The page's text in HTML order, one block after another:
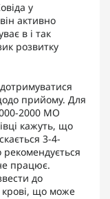
у
активно
в і так
розвитку
прийому. Для
2000 МО
кажуть, що
3-4-
працює.
до
крові, що може